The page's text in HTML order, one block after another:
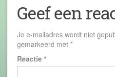
Geef een
Je e-mailadres wordt niet
gemarkeerd met *
Reactie *